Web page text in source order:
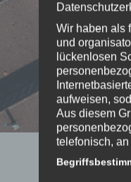
Wir haben als
und
lückenlosen
aufweisen,
Aus diesem
telefonisch,